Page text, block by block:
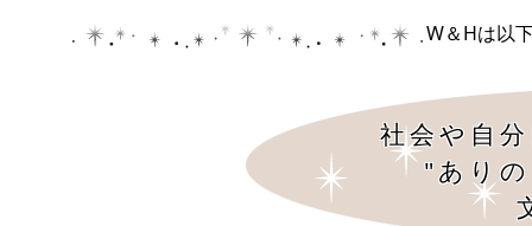
W＆Hは以
社会や自
"あり